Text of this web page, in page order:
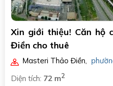
Xin giới thiệu! Căn hộ
Điền cho thuê
Masteri Thảo Điền,
Diện tích: 72 m2